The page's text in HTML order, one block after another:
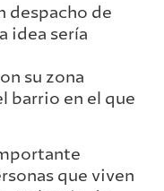
despacho de
idea sería
su zona
barrio en el que
que viven